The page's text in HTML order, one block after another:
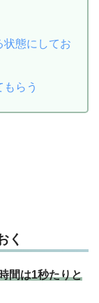
状態にしてお
らう
く
間は1秒たりと